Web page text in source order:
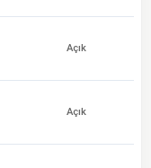
Açık
Açık